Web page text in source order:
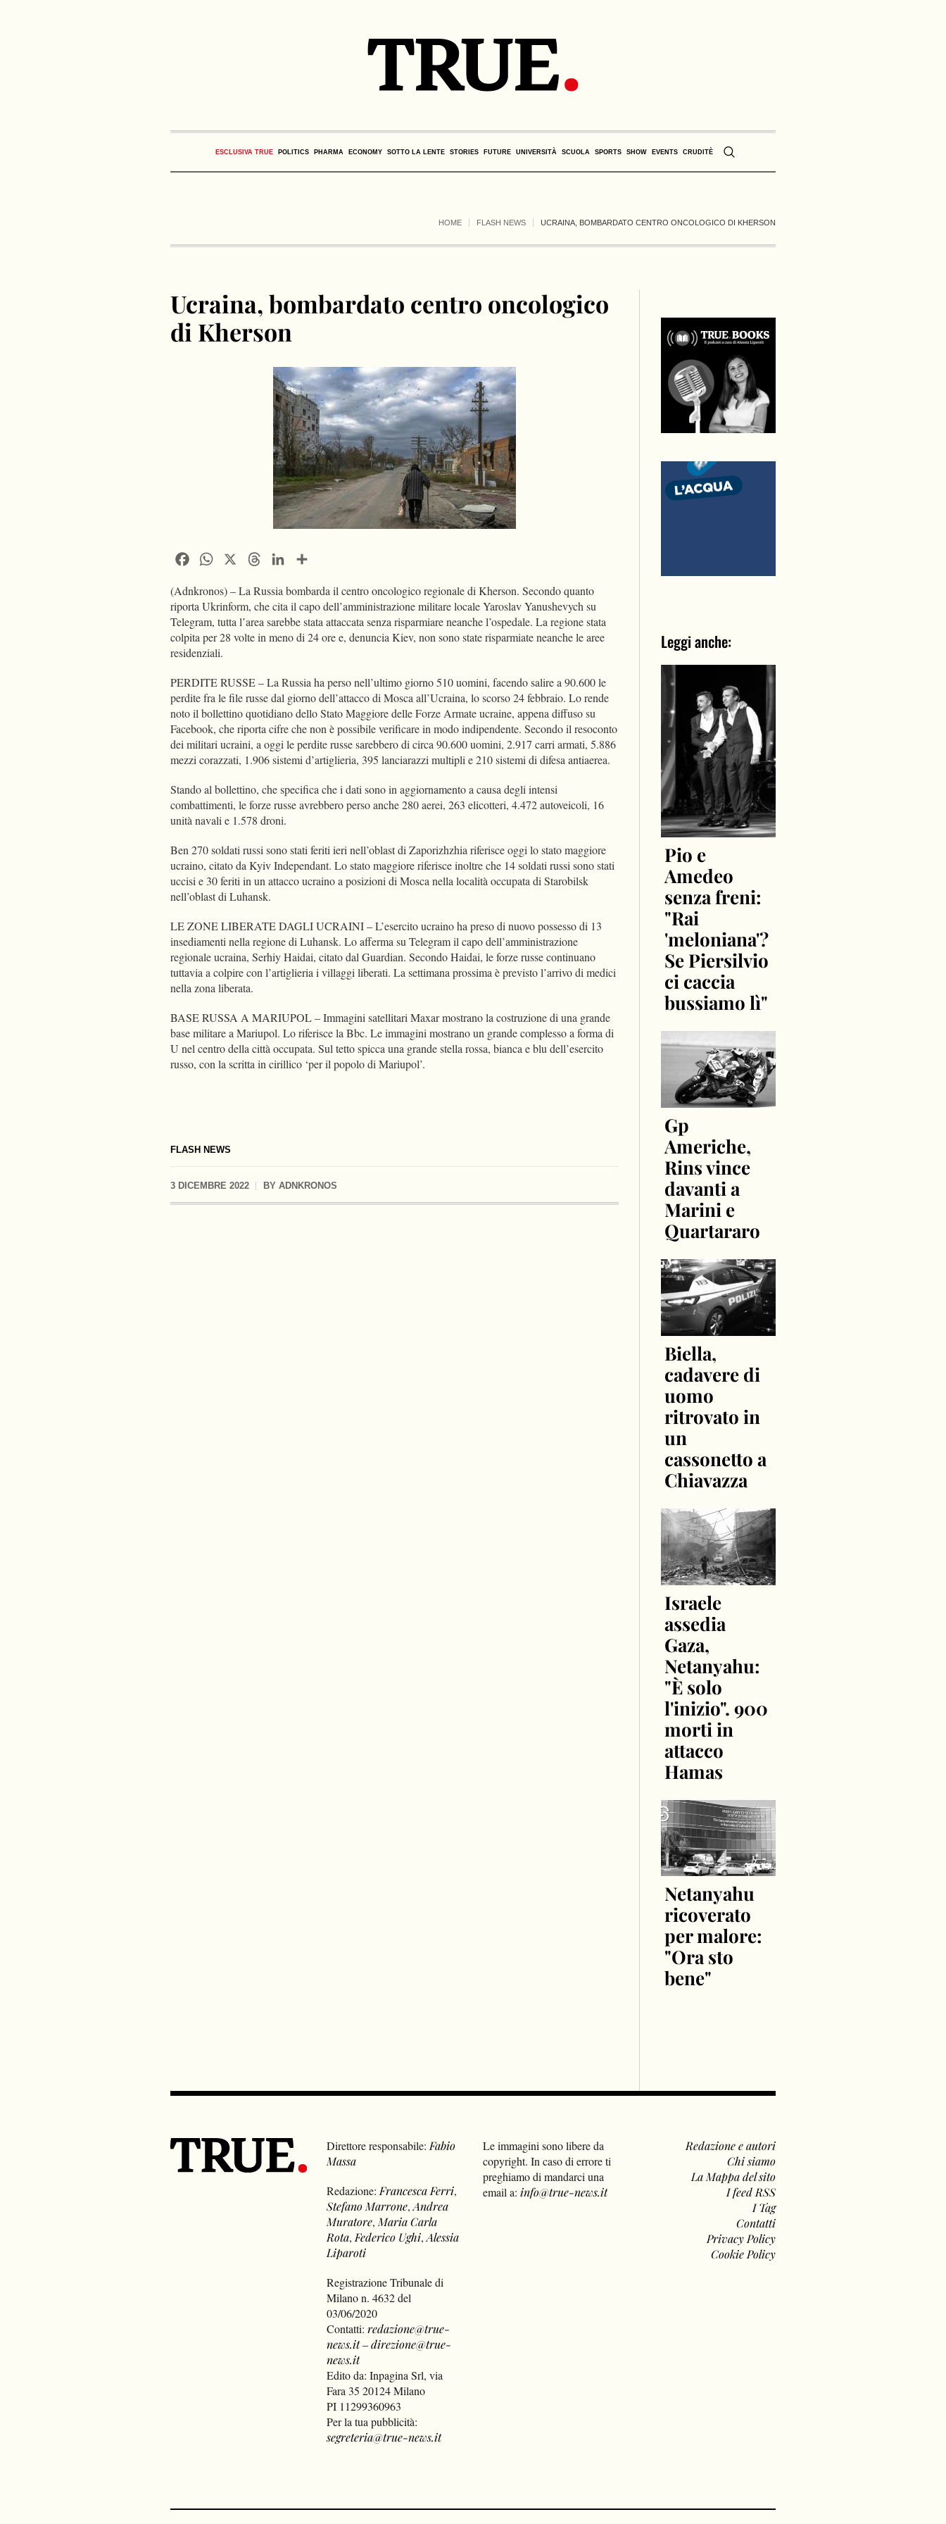
ESCLUSIVA TRUE POLITICS PHARMA ECONOMY SOTTO LA LENTE STORIES FUTURE UNIVERSITÀ SCUOLA SPORTS SHOW EVENTS CRUDITÈ
HOME FLASH NEWS UCRAINA, BOMBARDATO CENTRO ONCOLOGICO DI KHERSON
FLASH NEWS
Ucraina, bombardato centro oncologico
di Kherson
3 DICEMBRE 2022 BY ADNKRONOS
FacebookWhatsApp ThreadsLinkedIn
(Adnkronos) – La Russia bombarda il centro oncologico regionale di Kherson. Secondo quanto
riporta Ukrinform, che cita il capo dell’amministrazione militare locale Yaroslav Yanushevych su
Telegram, tutta l’area sarebbe stata attaccata senza risparmiare neanche l’ospedale. La regione stata
colpita per 28 volte in meno di 24 ore e, denuncia Kiev, non sono state risparmiate neanche le aree
residenziali.
PERDITE RUSSE – La Russia ha perso nell’ultimo giorno 510 uomini, facendo salire a 90.600 le
perdite fra le file russe dal giorno dell’attacco di Mosca all’Ucraina, lo scorso 24 febbraio. Lo rende
noto il bollettino quotidiano dello Stato Maggiore delle Forze Armate ucraine, appena diffuso su
Facebook, che riporta cifre che non è possibile verificare in modo indipendente. Secondo il resoconto
dei militari ucraini, a oggi le perdite russe sarebbero di circa 90.600 uomini, 2.917 carri armati, 5.886
mezzi corazzati, 1.906 sistemi d’artiglieria, 395 lanciarazzi multipli e 210 sistemi di difesa antiaerea.
Stando al bollettino, che specifica che i dati sono in aggiornamento a causa degli intensi
combattimenti, le forze russe avrebbero perso anche 280 aerei, 263 elicotteri, 4.472 autoveicoli, 16
unità navali e 1.578 droni.
Ben 270 soldati russi sono stati feriti ieri nell’oblast di Zaporizhzhia riferisce oggi lo stato maggiore
ucraino, citato da Kyiv Independant. Lo stato maggiore riferisce inoltre che 14 soldati russi sono stati
uccisi e 30 feriti in un attacco ucraino a posizioni di Mosca nella località occupata di Starobilsk
nell’oblast di Luhansk.
LE ZONE LIBERATE DAGLI UCRAINI – L’esercito ucraino ha preso di nuovo possesso di 13
insediamenti nella regione di Luhansk. Lo afferma su Telegram il capo dell’amministrazione
regionale ucraina, Serhiy Haidai, citato dal Guardian. Secondo Haidai, le forze russe continuano
tuttavia a colpire con l’artiglieria i villaggi liberati. La settimana prossima è previsto l’arrivo di medici
nella zona liberata.
BASE RUSSA A MARIUPOL – Immagini satellitari Maxar mostrano la costruzione di una grande
base militare a Mariupol. Lo riferisce la Bbc. Le immagini mostrano un grande complesso a forma di
U nel centro della città occupata. Sul tetto spicca una grande stella rossa, bianca e blu dell’esercito
russo, con la scritta in cirillico ‘per il popolo di Mariupol’.
Leggi anche:
Pio e
Amedeo
senza freni:
"Rai
'meloniana'?
Se Piersilvio
ci caccia
bussiamo lì"
Gp
Americhe,
Rins vince
davanti a
Marini e
Quartararo
Biella,
cadavere di
uomo
ritrovato in
un
cassonetto a
Chiavazza
Israele
assedia
Gaza,
Netanyahu:
"È solo
l'inizio". 900
morti in
attacco
Hamas
Netanyahu
ricoverato
per malore:
"Ora sto
bene"
Direttore responsabile:Fabio
Massa
Redazione:Francesca Ferri,
Stefano Marrone,Andrea
Muratore,Maria Carla
Rota,Federico Ughi,Alessia
Liparoti
Registrazione Tribunale di
Milano n. 4632 del
03/06/2020
Contatti:redazione@true-
news.it–direzione@true-
news.it
Edito da: Inpagina Srl, via
Fara 35 20124 Milano
PI 11299360963
Per la tua pubblicità:
segreteria@true-news.it
Le immagini sono libere da
copyright. In caso di errore ti
preghiamo di mandarci una
email a: info@true-news.it
Redazione e autori
Chi siamo
La Mappa del sito
I feed RSS
I Tag
Contatti
Privacy Policy
Cookie Policy